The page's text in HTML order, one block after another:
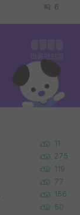
6
11
275
119
77
156
50